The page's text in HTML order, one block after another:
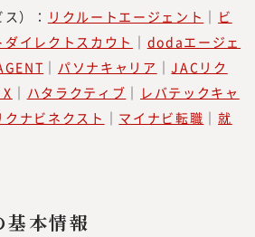
き方やキャリア形成につい
てきました。
ンスや副業といった外部プ
人材を活用する企業につい
行い、情報を提供していく
者や人事部、事業部の方よ
ハウや事例をもっと知りた
プンイノベーションやリス
）： リクルートエージェント ｜ ビ
ダイレクトスカウト ｜ dodaエージェ
｜ パソナキャリア ｜JACリク
｜ ハタラクティブ ｜ レバテックキャ
クナビネクスト ｜ マイナビ転職 ｜就
基本情報